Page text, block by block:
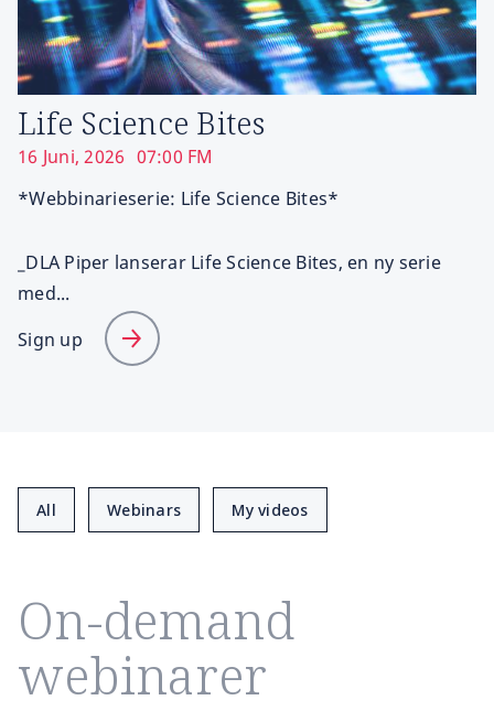
Life Science Bites
16 Juni, 2026 07:00 FM
*Webbinarieserie: Life Science Bites*
_DLA Piper lanserar Life Science Bites, en ny serie
med...
Sign up
All Webinars My videos
On-demand
webinarer